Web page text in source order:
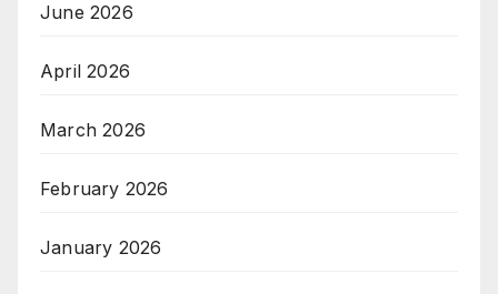
June 2026
April 2026
March 2026
February 2026
January 2026